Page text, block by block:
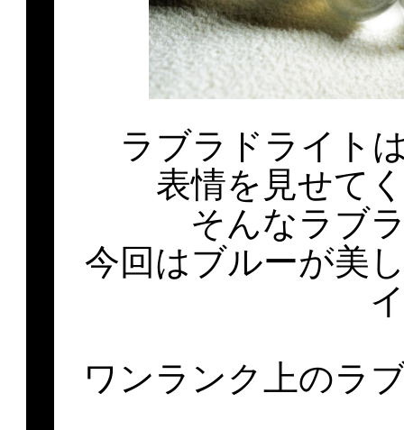
ラブラドライト
表情を見せて
そんなラブ
今回はブルーが美
ワンランク上のラ